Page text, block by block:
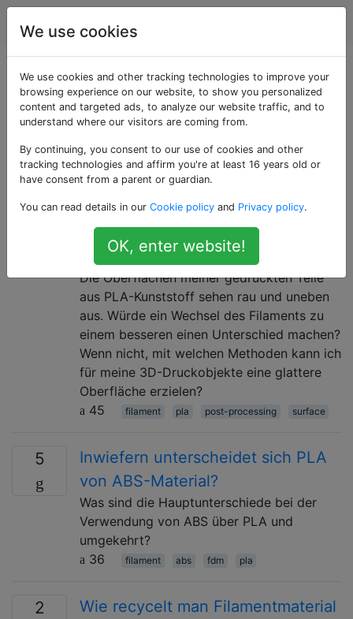
3d Drucken
Als «pla» getaggte
Fragen
Polymilchsäure, auch bekannt als PLA, ist ein übliches
biologisch abbaubares thermoplastisches Polymer.
9
Wie gebe ich 3D-gedruckten
Teilen in PLA ein glänzendes,
glattes Finish?
Die Oberflächen meiner gedruckten Teile
aus PLA-Kunststoff sehen rau und uneben
aus. Würde ein Wechsel des Filaments zu
einem besseren einen Unterschied machen?
Wenn nicht, mit welchen Methoden kann ich
für meine 3D-Druckobjekte eine glattere
Oberfläche erzielen?
45
filament pla post-processing surface
5
Inwiefern unterscheidet sich PLA
von ABS-Material?
Was sind die Hauptunterschiede bei der
Verwendung von ABS über PLA und
umgekehrt?
36
filament abs fdm pla
2
Wie recycelt man Filamentmaterial
We use cookies
We use cookies and other tracking technologies to improve your
browsing experience on our website, to show you personalized
content and targeted ads, to analyze our website traffic, and to
understand where our visitors are coming from.
By continuing, you consent to our use of cookies and other
tracking technologies and affirm you're at least 16 years old or
have consent from a parent or guardian.
You can read details in our Cookie policy and Privacy policy.
OK, enter website!